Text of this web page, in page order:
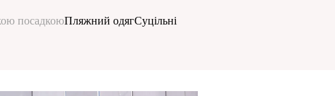
посадкоюПляжний одягСуцільні